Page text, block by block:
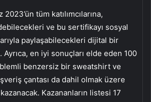
tüm katılımcılarına,
ve bu sertifikayı sosyal
paylaşabilecekleri dijital bir
en iyi sonuçları elde eden 100
benzersiz bir sweatshirt ve
çantası da dahil olmak üzere
Kazananların listesi 17